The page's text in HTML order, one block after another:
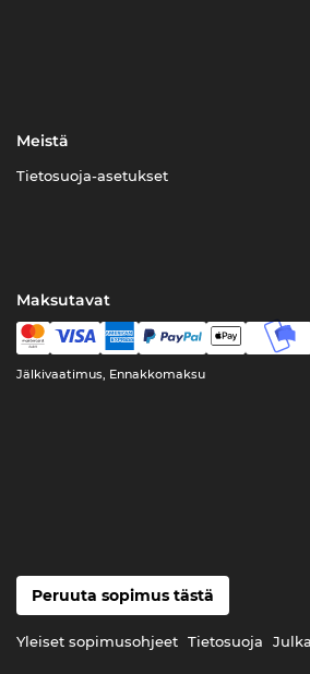
Meistä
Tietosuoja-asetukset
Maksutavat
Jälkivaatimus, Ennakkomaksu
Peruuta sopimus tästä
Yleiset sopimusohjeet Tietosuoja